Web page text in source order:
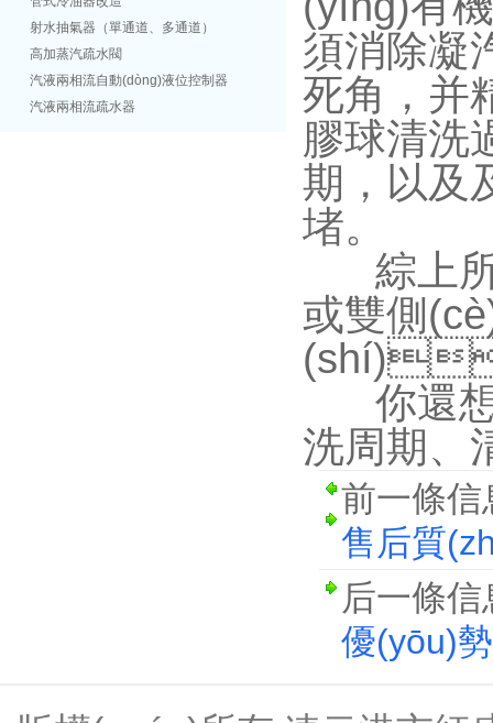
射水抽氣器（單通道、多通道）
高加蒸汽疏水閥
汽液兩相流自動(dòng)液位控制器
汽液兩相流疏水器
須消除凝
死角，并
膠球清洗
期，以及
堵。
綜上所述
或雙側
你還想
洗周期
前一條信
售后質
后一條信
優(yōu)勢